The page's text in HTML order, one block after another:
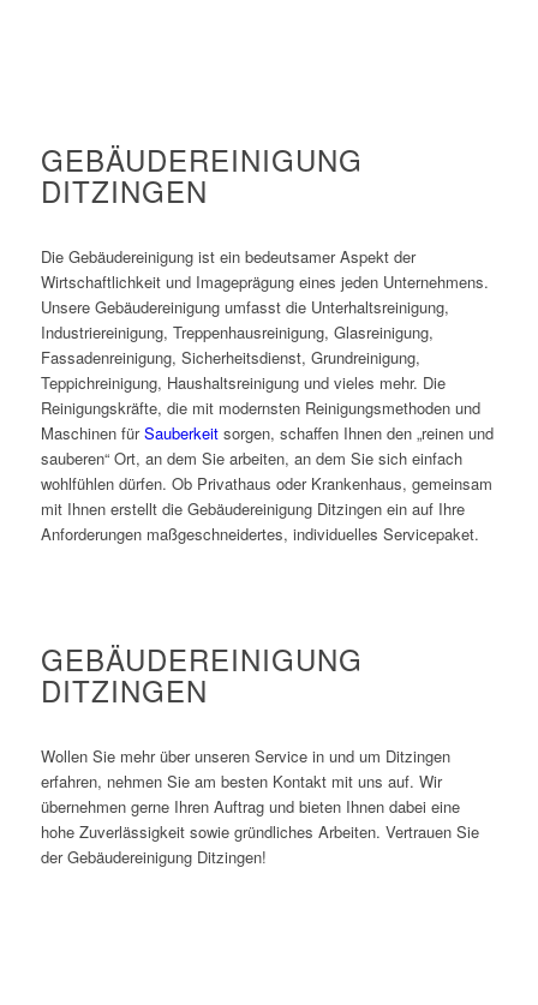
GEBÄUDEREINIGUNG
DITZINGEN
Die Gebäudereinigung ist ein bedeutsamer Aspekt der
Wirtschaftlichkeit und Imageprägung eines jeden Unternehmens.
Unsere Gebäudereinigung umfasst die Unterhaltsreinigung,
Industriereinigung, Treppenhausreinigung, Glasreinigung,
Fassadenreinigung, Sicherheitsdienst, Grundreinigung,
Teppichreinigung, Haushaltsreinigung und vieles mehr. Die
Reinigungskräfte, die mit modernsten Reinigungsmethoden und
Maschinen fürSauberkeit sorgen, schaffen Ihnen den „reinen und
sauberen“ Ort, an dem Sie arbeiten, an dem Sie sich einfach
wohlfühlen dürfen. Ob Privathaus oder Krankenhaus, gemeinsam
mit Ihnen erstellt die Gebäudereinigung Ditzingen ein auf Ihre
Anforderungen maßgeschneidertes, individuelles Servicepaket.
GEBÄUDEREINIGUNG
DITZINGEN
Wollen Sie mehr über unseren Service in und um Ditzingen
erfahren, nehmen Sie am besten Kontakt mit uns auf. Wir
übernehmen gerne Ihren Auftrag und bieten Ihnen dabei eine
hohe Zuverlässigkeit sowie gründliches Arbeiten. Vertrauen Sie
der Gebäudereinigung Ditzingen!